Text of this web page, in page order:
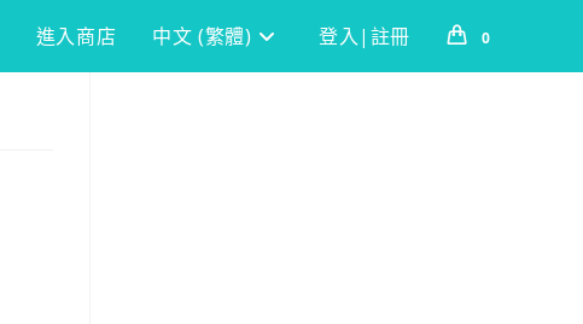
進入商店 中文 (繁體) 登入|註冊 0